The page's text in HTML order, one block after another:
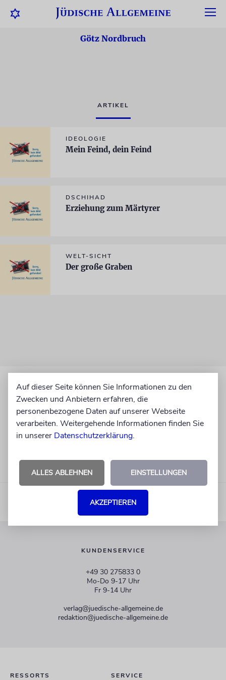
Götz Nordbruch
ARTIKEL
IDEOLOGIE
Mein Feind, dein Feind
DSCHIHAD
Erziehung zum Märtyrer
WELT-SICHT
Der große Graben
KUNDENSERVICE
+49 30 275833 0
Mo-Do 9-17 Uhr
Fr 9-14 Uhr
verlag@juedische-allgemeine.de
redaktion@juedische-allgemeine.de
RESSORTS SERVICE
Auf dieser Seite können Sie Informationen zu den
Zwecken und Anbietern erfahren, die
personenbezogene Daten auf unserer Webseite
verarbeiten. Weitergehende Informationen finden Sie
in unserer Datenschutzerklärung.
ALLES ABLEHNEN EINSTELLUNGEN
AKZEPTIEREN